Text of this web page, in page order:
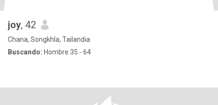
joy, 42
Chana, Songkhla, Tailandia
Buscando: Hombre 35 - 64